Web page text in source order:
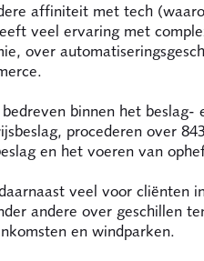
affiniteit met tech
veel ervaring met
over
binnen het
procederen over
en het voeren van
veel voor cliënten
andere over geschillen
en windparken.